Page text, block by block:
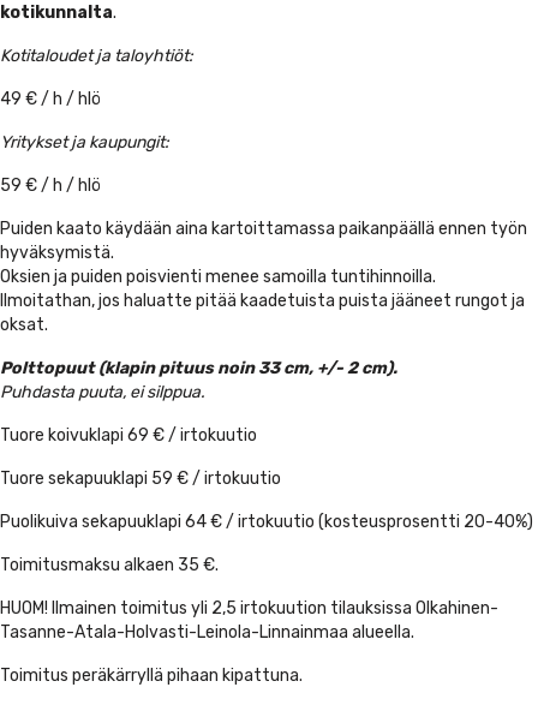
kotikunnalta.
Kotitaloudet ja taloyhtiöt:
49 € / h / hlö
Yritykset ja kaupungit:
59 € / h / hlö
Puiden kaato käydään aina kartoittamassa paikanpäällä ennen työn
hyväksymistä.
Oksien ja puiden poisvienti menee samoilla tuntihinnoilla.
Ilmoitathan, jos haluatte pitää kaadetuista puista jääneet rungot ja
oksat.
Polttopuut (klapin pituus noin 33 cm, +/- 2 cm).
Puhdasta puuta, ei silppua.
Tuore koivuklapi 69 € / irtokuutio
Tuore sekapuuklapi 59 € / irtokuutio
Puolikuiva sekapuuklapi 64 € / irtokuutio (kosteusprosentti 20-40%)
Toimitusmaksu alkaen 35 €.
HUOM! Ilmainen toimitus yli 2,5 irtokuution tilauksissa Olkahinen-
Tasanne-Atala-Holvasti-Leinola-Linnainmaa alueella.
Toimitus peräkärryllä pihaan kipattuna.